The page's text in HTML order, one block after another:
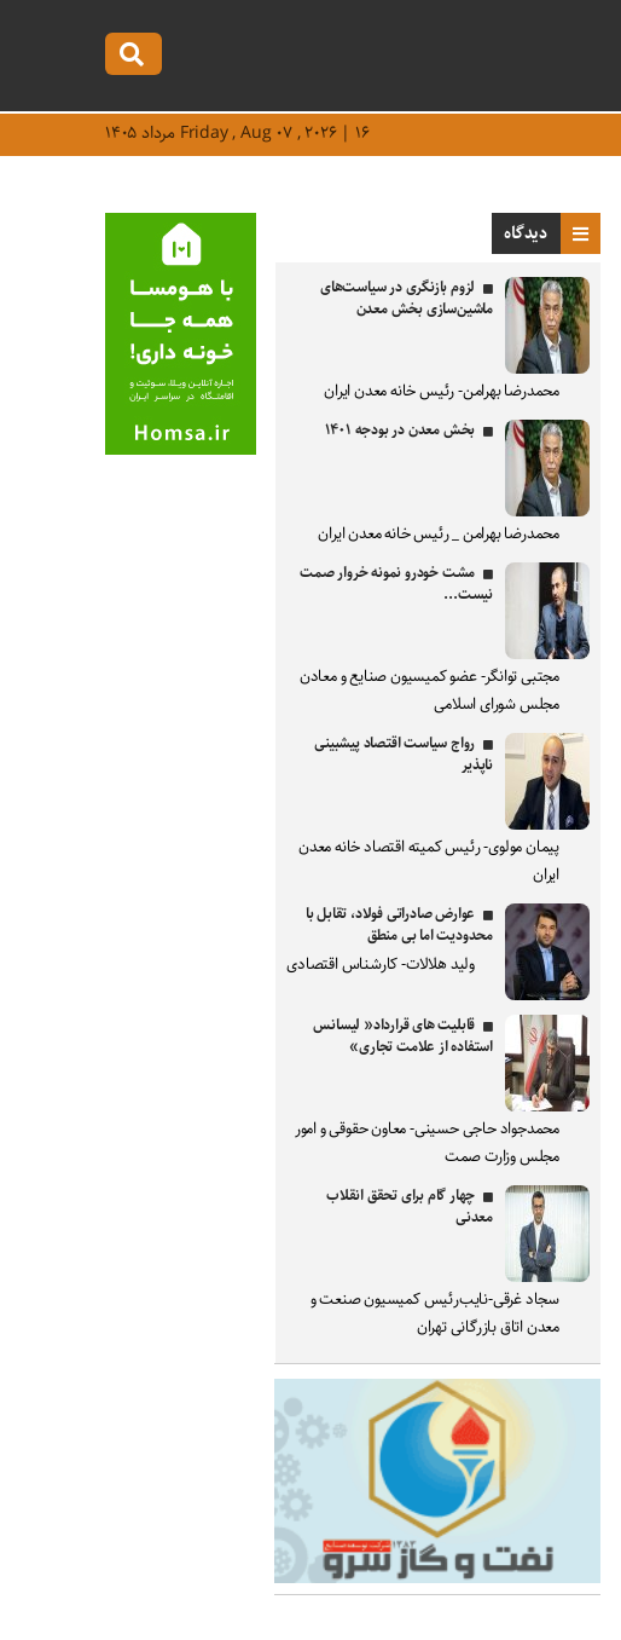
Friday , Aug ۰۷ , ۲۰۲۶ | ۱۶ مرداد ۱۴۰۵
دیدگاه
لزوم بازنگری در سیاست‌های
ماشین‌سازی بخش معدن
محمدرضا بهرامن- رئیس خانه معدن ایران
بخش معدن در بودجه ۱۴۰۱
محمدرضا بهرامن _ رئیس خانه معدن ایران
مشت خودرو نمونه خروار صمت
نیست...
مجتبی توانگر- عضو کمیسیون صنایع و معادن
مجلس شورای اسلامی
رواج سیاست اقتصاد پیشبینی
ناپذیر
پیمان مولوی- رئیس کمیته اقتصاد خانه معدن
ایران
عوارض صادراتی فولاد، تقابل با
محدودیت اما بی منطق
ولید هلالات- کارشناس اقتصادی
قابلیت های قرارداد« لیسانس
استفاده از علامت تجاری»
محمدجواد حاجی حسینی- معاون حقوقی و امور
مجلس وزارت صمت
چهار گام برای تحقق انقلاب
معدنی
سجاد غرقی-نایب‌رئیس کمیسیون صنعت و
معدن اتاق بازرگانی تهران